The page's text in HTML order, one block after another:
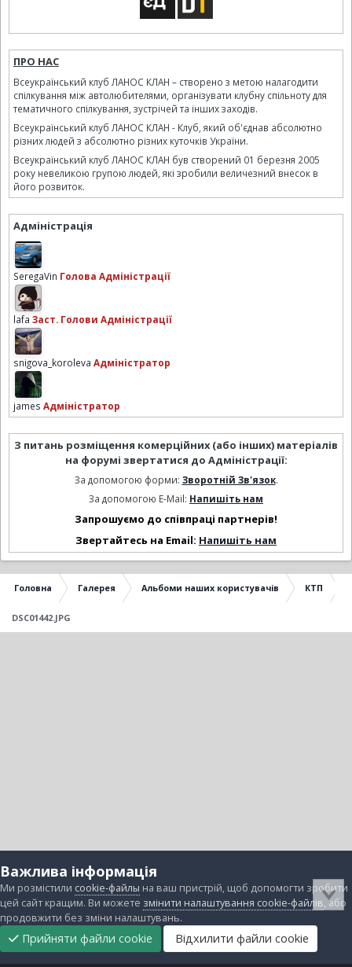
ПРО НАС
Всеукраїнський клуб ЛАНОС КЛАН – створено з метою налагодити
спілкування між автолюбителями, організувати клубну спільноту для
тематичного спілкування, зустрічей та інших заходів.
Всеукраїнський клуб ЛАНОС КЛАН - Клуб, який об'єднав абсолютно
різних людей з абсолютно різних куточків України.
Всеукраїнський клуб ЛАНОС КЛАН був створений 01 березня 2005
року невеликою групою людей, які зробили величезний внесок в
його розвиток.
Адміністрація
SeregaVin Голова Адміністрації
lafa Заст. Голови Адміністрації
snigova_koroleva Адміністратор
james Адміністратор
З питань розміщення комерційних (або інших) матеріалів
на форумі звертатися до Адміністрації:
За допомогою форми: Зворотній Зв'язок.
За допомогою E-Mail: Напишіть нам
Запрошуємо до співпраці партнерів!
Звертайтесь на Email: Напишіть нам
Головна Галерея Альбоми наших користувачів КТП
DSC01442.JPG
Важлива інформація
Ми розмістили cookie-файлы на ваш пристрій, щоб допомогти зробити
цей сайт кращим. Ви можете змінити налаштування cookie-файлів, або
продовжити без зміни налаштувань.
Прийняти файли cookie Відхилити файли cookie
Головна
Підтримати
нас
Прибрати
рекламу
Завантаження Непрочитані Реєстрація